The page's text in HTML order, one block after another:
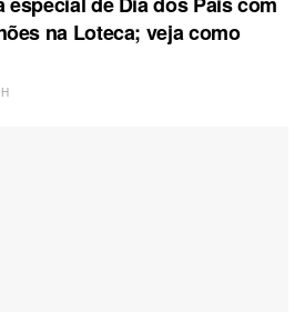
na Loteca; veja como